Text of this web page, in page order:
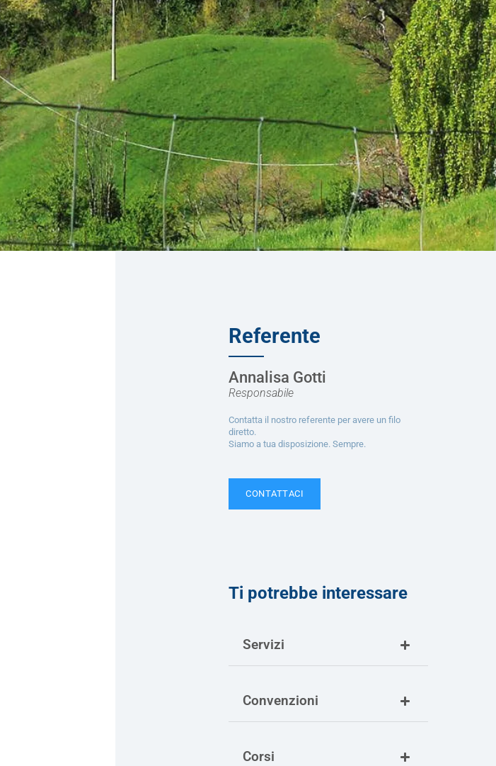
Referente
Annalisa Gotti
Responsabile
Contatta il nostro referente per avere un filo
diretto.
Siamo a tua disposizione. Sempre.
CONTATTACI
Ti potrebbe interessare
Servizi
Convenzioni
Corsi